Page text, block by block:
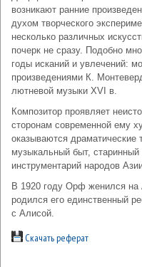
возникают ранние
духом творческого
несколько различных
почерк не сразу. Подобно
годы исканий и увлечений:
произведениями К.
лютневой музыки XVI в.
Композитор проявляет
сторонам современной ему
оказываются драматические
музыкальный быт,
инструментарий народов
В 1920 году Орф женился на
родился его единственный
с Алисой.
Скачать реферат